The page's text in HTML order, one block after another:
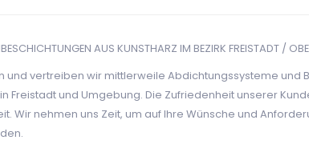
AUS KUNSTHARZ IM BEZIRK FREISTADT /
und vertreiben wir mittlerweile Abdichtungssysteme und
Freistadt und Umgebung. Die Zufriedenheit unserer
Wir nehmen uns Zeit, um auf Ihre Wünsche und